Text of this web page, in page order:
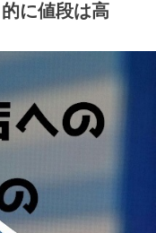
に値段は高